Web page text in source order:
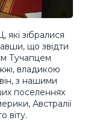
зібралися
що звідти
Тучапцем
владикою
з нашими
поселеннях
Австралії
віту.